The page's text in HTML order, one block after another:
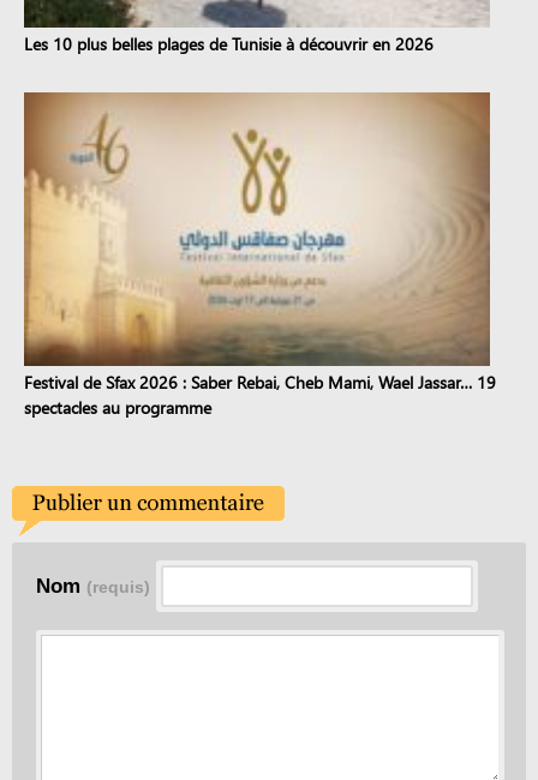
Les 10 plus belles plages de Tunisie à découvrir en 2026
Festival de Sfax 2026 : Saber Rebai, Cheb Mami, Wael Jassar… 19
spectacles au programme
Nom (requis)